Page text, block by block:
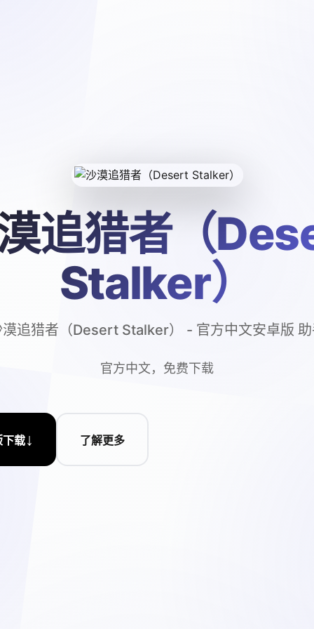
追猎者（
Stalker）
追猎者（Desert Stalker） - 官方中文安卓版
官方中文，免费下载
下载↓ 了解更多